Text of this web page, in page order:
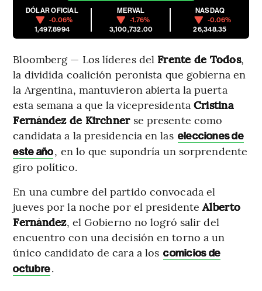
DÓLAR OFICIAL
-0.06%
1,497.8994
MERVAL
-1.76%
3,100,732.00
NASDAQ
-0.06%
26,348.35
Bloomberg — Los líderes del Frente de Todos,
la dividida coalición peronista que gobierna en
la Argentina, mantuvieron abierta la puerta
esta semana a que la vicepresidenta Cristina
Fernández de Kirchner se presente como
candidata a la presidencia en las elecciones de
este año, en lo que supondría un sorprendente
giro político.
En una cumbre del partido convocada el
jueves por la noche por el presidente Alberto
Fernández, el Gobierno no logró salir del
encuentro con una decisión en torno a un
único candidato de cara a los comicios de
octubre.